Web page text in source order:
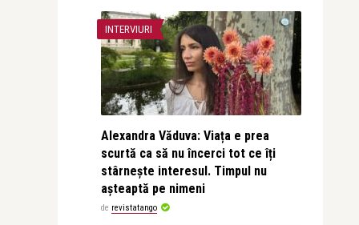
INTERVIURI
Alexandra Văduva: Viața e prea
scurtă ca să nu încerci tot ce îți
stârnește interesul. Timpul nu
așteaptă pe nimeni
de revistatango